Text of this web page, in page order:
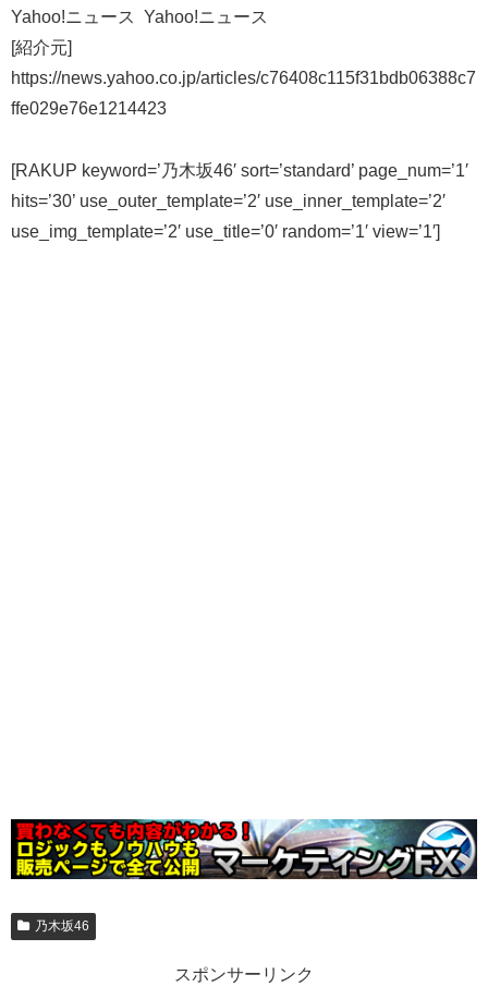
Yahoo!ニュース Yahoo!ニュース
[紹介元]
https://news.yahoo.co.jp/articles/c76408c115f31bdb06388c7
ffe029e76e1214423
[RAKUP keyword=’乃木坂46′ sort=’standard’ page_num=’1′
hits=’30’ use_outer_template=’2′ use_inner_template=’2′
use_img_template=’2′ use_title=’0′ random=’1′ view=’1′]
乃木坂46
スポンサーリンク